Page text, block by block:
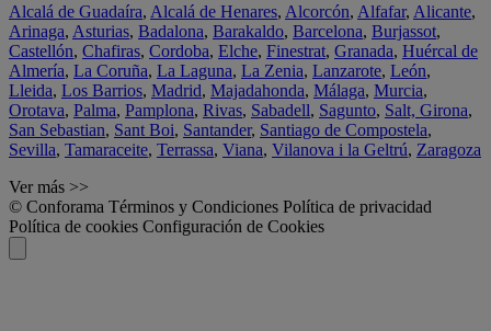
Alcalá de Guadaíra, Alcalá de Henares, Alcorcón, Alfafar, Alicante,
Arinaga, Asturias, Badalona, Barakaldo, Barcelona, Burjassot,
Castellón, Chafiras, Cordoba, Elche, Finestrat, Granada, Huércal de
Almería, La Coruña, La Laguna, La Zenia, Lanzarote, León,
Lleida, Los Barrios, Madrid, Majadahonda, Málaga, Murcia,
Orotava, Palma, Pamplona, Rivas, Sabadell, Sagunto, Salt, Girona,
San Sebastian, Sant Boi, Santander, Santiago de Compostela,
Sevilla, Tamaraceite, Terrassa, Viana, Vilanova i la Geltrú, Zaragoza
Ver más >>
© Conforama Términos y Condiciones Política de privacidad
Política de cookies Configuración de Cookies